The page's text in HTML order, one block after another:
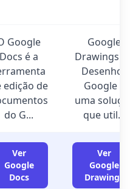
Google
Docs é a
edição de
do G...
Google
Drawings
Desenhos
Google é
uma
que util...
Ver
Google
Docs
Ver
Google
Drawings